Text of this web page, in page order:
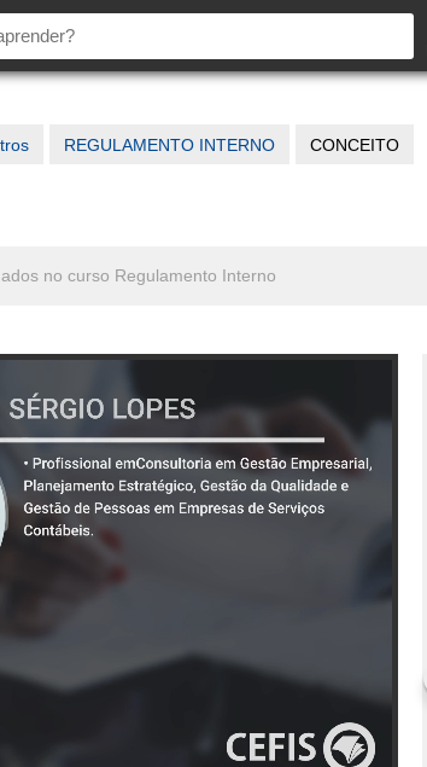
REGULAMENTO INTERNO CONCEITO
no curso Regulamento Interno